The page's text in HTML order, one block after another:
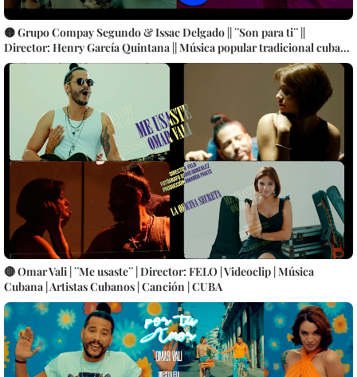
🟡 Grupo Compay Segundo & Issac Delgado || ¨Son para ti¨ ||
Director: Henry García Quintana || Música popular tradicional cubana
|| Videoclip || CUBA
🔴 Omar Vali | ¨Me usaste¨ | Director: FELO | Videoclip | Música
Cubana | Artistas Cubanos | Canción | CUBA